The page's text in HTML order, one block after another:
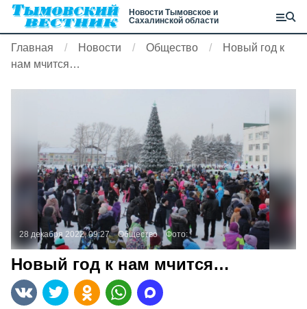
Новости Тымовское и
Сахалинской области
Главная Новости Общество
Новый год к
нам мчится…
28 декабря 2022, 09:27 Общество Фото:
Новый год к нам мчится…